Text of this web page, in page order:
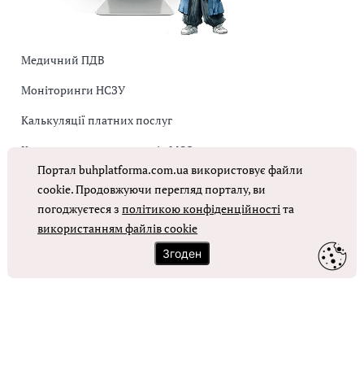
Медичний ПДВ
Моніторинги НСЗУ
Калькуляції платних послуг
Коригувальна накладна від МОЗ
Оплата праці в КНП
ОТРИМАТИ ДОСТУП
Портал buhplatforma.com.ua використовує файли
cookie. Продовжуючи перегляд порталу, ви
погоджуєтеся зполітикою конфіденційностіта
використанням файлів cookie
Згоден